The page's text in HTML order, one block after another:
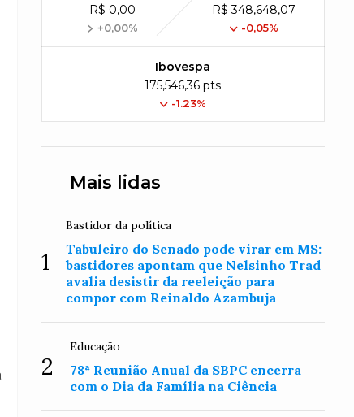
R$ 0,00
+0,00%
R$ 348,648,07
-0,05%
Ibovespa
175,546,36 pts
-1.23%
Mais lidas
1
Bastidor da política
Tabuleiro do Senado pode virar em MS:
bastidores apontam que Nelsinho Trad
avalia desistir da reeleição para
compor com Reinaldo Azambuja
2
Educação
78ª Reunião Anual da SBPC encerra
com o Dia da Família na Ciência